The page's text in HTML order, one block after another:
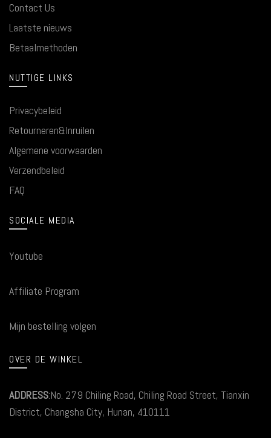
Contact Us
Laatste nieuws
Betaalmethoden
NUTTIGE LINKS
Privacybeleid
Retourneren&Inruilen
Algemene voorwaarden
Verzendbeleid
FAQ
SOCIALE MEDIA
Youtube
Affiliate Program
Mijn bestelling volgen
OVER DE WINKEL
ADDRESS:No. 279 Chiling Road, Chiling Road Street, Tianxin
District, Changsha City, Hunan, 410111